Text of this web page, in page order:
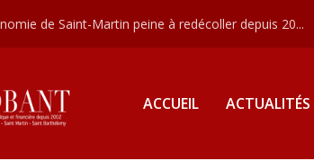
de Saint-Martin peine à redécoller depuis 20...
ACCUEIL ACTUALITÉS